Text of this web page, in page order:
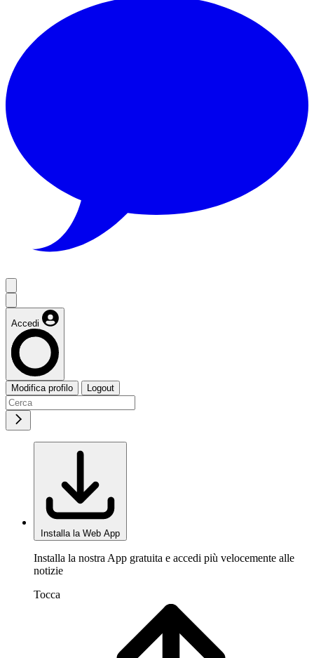
Accedi
Modifica profilo Logout
Installa la Web App
Installa la nostra App gratuita e accedi più velocemente alle
notizie
Tocca